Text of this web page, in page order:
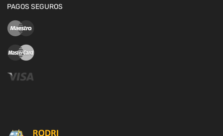
PAGOS SEGUROS